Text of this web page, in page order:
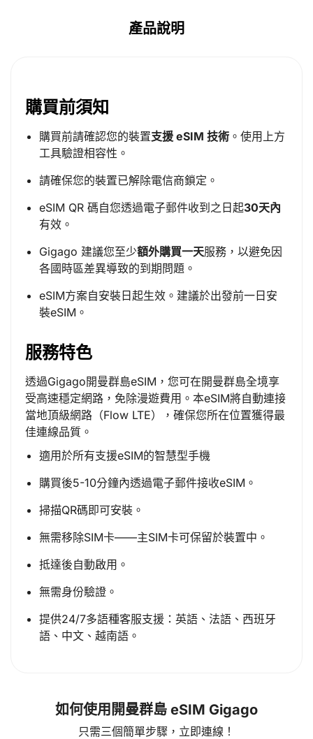
產品說明
購買前須知
購買前請確認您的裝置支援 eSIM 技術 。使用上方
工具驗證相容性。
請確保您的裝置已解除電信商鎖定。
eSIM QR 碼自您透過電子郵件收到之日起30天內
有效。
Gigago 建議您至少額外購買一天服務，以避免因
各國時區差異導致的到期問題。
eSIM方案自安裝日起生效。建議於出發前一日安
裝eSIM。
服務特色
透過Gigago開曼群島eSIM，您可在開曼群島全境享
受高速穩定網路，免除漫遊費用。本eSIM將自動連接
當地頂級網路（Flow LTE），確保您所在位置獲得最
佳連線品質。
適用於所有支援eSIM的智慧型手機
購買後5-10分鐘內透過電子郵件接收eSIM。
掃描QR碼即可安裝。
無需移除SIM卡——主SIM卡可保留於裝置中。
抵達後自動啟用。
無需身份驗證。
提供24/7多語種客服支援：英語、法語、西班牙
語、中文、越南語。
如何使用開曼群島 eSIM Gigago
只需三個簡單步驟，立即連線！